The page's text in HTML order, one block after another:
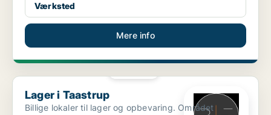
Værksted
Mere info
Lager i Taastrup
Lager i Taastrup
Billige lokaler til lager og opbevaring. Området